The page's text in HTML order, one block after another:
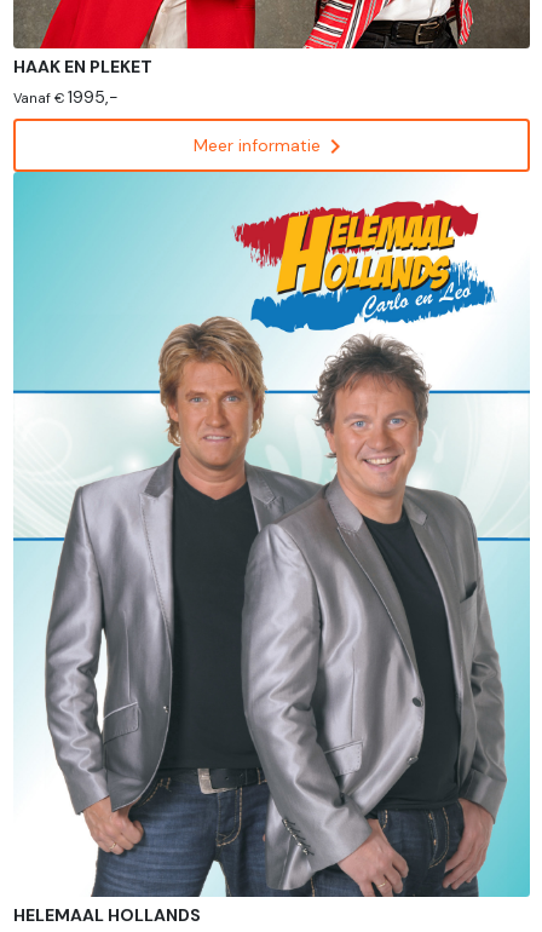
HAAK EN PLEKET
Vanaf € 1995,-
Meer informatie chevron_right
HELEMAAL HOLLANDS